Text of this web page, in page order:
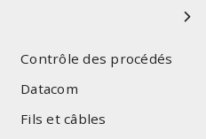
Contrôle des procédés
Datacom
Fils et câbles